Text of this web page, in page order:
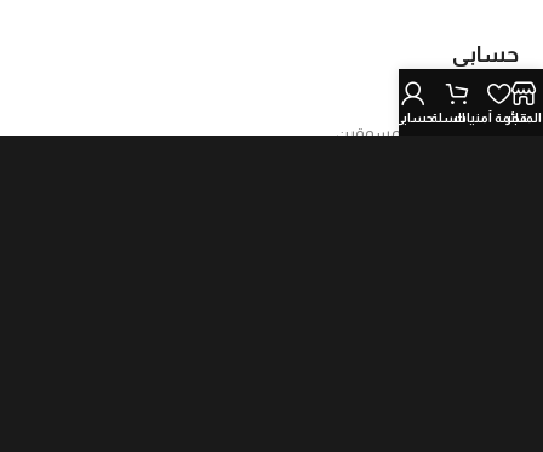
حسابي
تسجيل الدخول
تسجيل الدخول المسوقين
المتجر
قائمة أمنياتالسلةحسابي